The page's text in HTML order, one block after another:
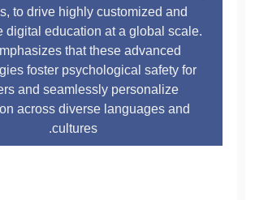
to drive highly customized and
digital education at a global scale.
that these advanced
foster psychological safety for
and seamlessly personalize
across diverse languages and
cultures.